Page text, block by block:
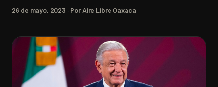
26 de mayo, 2023 · Por Aire Libre Oaxaca